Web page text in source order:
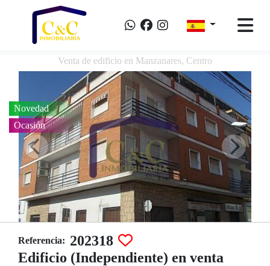
Venta de edificio en Manzanares, Centro
Novedad
Ocasión
Referencia: 202318
Edificio (Independiente) en venta